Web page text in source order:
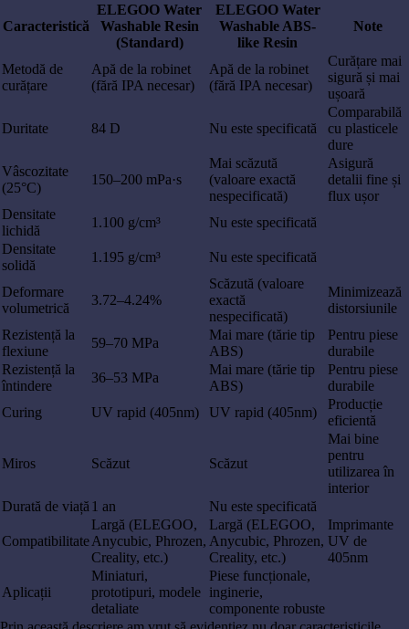
Caracteristică
ELEGOO Water
Washable Resin
(Standard)
ELEGOO Water
Washable ABS-
like Resin
Note
Metodă de
curățare
Apă de la robinet
(fără IPA necesar)
Apă de la robinet
(fără IPA necesar)
Curățare mai
sigură și mai
ușoară
Duritate 84 D Nu este specificată
Comparabilă
cu plasticele
dure
Vâscozitate
(25°C)
150–200 mPa·s
Mai scăzută
(valoare exactă
nespecificată)
Asigură
detalii fine și
flux ușor
Densitate
lichidă
1.100 g/cm³
Nu este specificată
Densitate
solidă
1.195 g/cm³ Nu este specificată
Deformare
volumetrică
3.72–4.24%
Scăzută (valoare
exactă
nespecificată)
Minimizează
distorsiunile
Rezistență la
flexiune
59–70 MPa
Mai mare (tărie tip
ABS)
Pentru piese
durabile
Rezistență la
întindere
36–53 MPa
Mai mare (tărie tip
ABS)
Pentru piese
durabile
Curing
UV rapid (405nm) UV rapid (405nm)
Producție
eficientă
Miros Scăzut Scăzut
Mai bine
pentru
utilizarea în
interior
Durată de viață 1 an Nu este specificată
Compatibilitate
Largă (ELEGOO,
Anycubic, Phrozen,
Creality, etc.)
Largă (ELEGOO,
Anycubic, Phrozen,
Creality, etc.)
Imprimante
UV de
405nm
Aplicații
Miniaturi,
prototipuri, modele
detaliate
Piese funcționale,
inginerie,
componente robuste